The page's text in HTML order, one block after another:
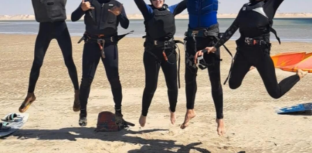
disponibilité des moniteurs…) soient réunies pour que vous
puissiez passer un agréable moment !